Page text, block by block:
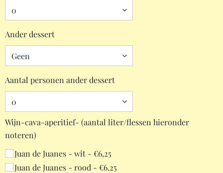
Ander dessert
Aantal personen ander dessert
Wijn-cava-aperitief- (aantal liter/flessen hieronder
noteren)
Juan de Juanes - wit - €6,25
Juan de Juanes - rood - €6,25